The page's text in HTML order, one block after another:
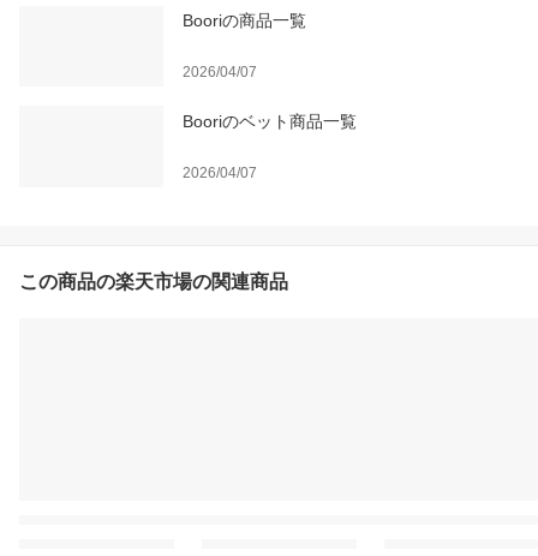
Booriの商品一覧
2026/04/07
Booriのベット商品一覧
2026/04/07
この商品の楽天市場の関連商品